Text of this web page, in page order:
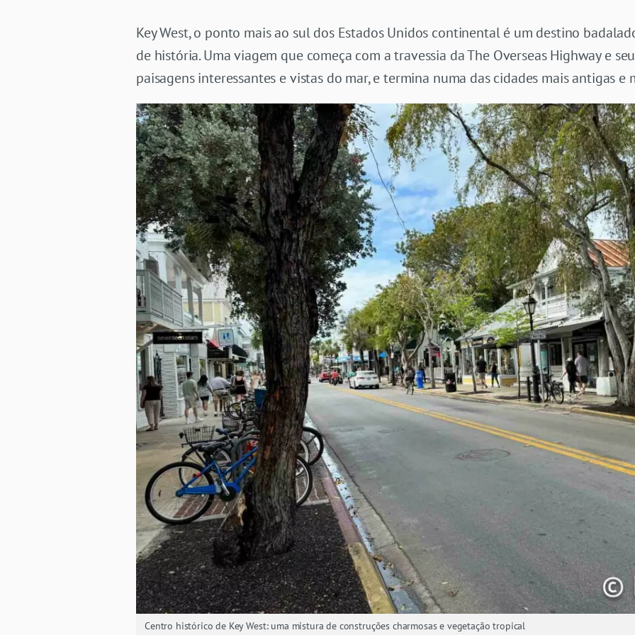
Key West, o ponto mais ao sul dos Estados Unidos continental é um destino
de história. Uma viagem que começa com a travessia da The Overseas Highway e
paisagens interessantes e vistas do mar, e termina numa das cidades mais antigas
Centro histórico de Key West: uma mistura de construções charmosas e vegetação tropical